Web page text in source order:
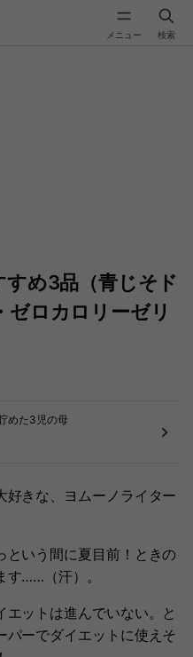
メニュー 検索
すめ3品（青じそド
ゼロカロリーゼリ
めた3児の母
好きな、ヨムーノライター
という間に夏目前！ときの
す……（汗）。
ットは進んでいない。と
パーでダイエットに使えそ